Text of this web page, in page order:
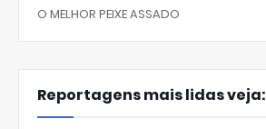
O MELHOR PEIXE ASSADO
Reportagens mais lidas veja: